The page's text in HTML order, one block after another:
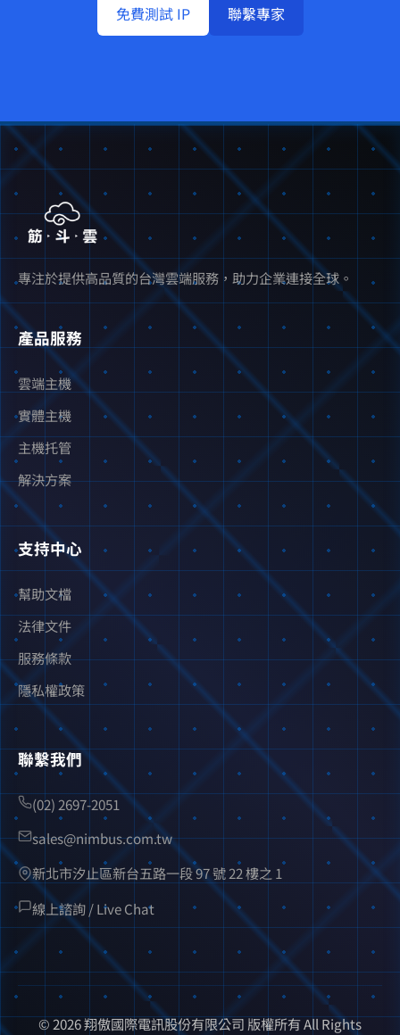
免費測試 IP 聯繫專家
專注於提供高品質的台灣雲端服務，助力企業連接全球。
產品服務
雲端主機
實體主機
主機托管
解決方案
支持中心
幫助文檔
法律文件
服務條款
隱私權政策
聯繫我們
(02) 2697-2051
sales@nimbus.com.tw
新北市汐止區新台五路一段 97 號 22 樓之 1
線上諮詢 / Live Chat
© 2026 翔傲國際電訊股份有限公司 版權所有 All Rights